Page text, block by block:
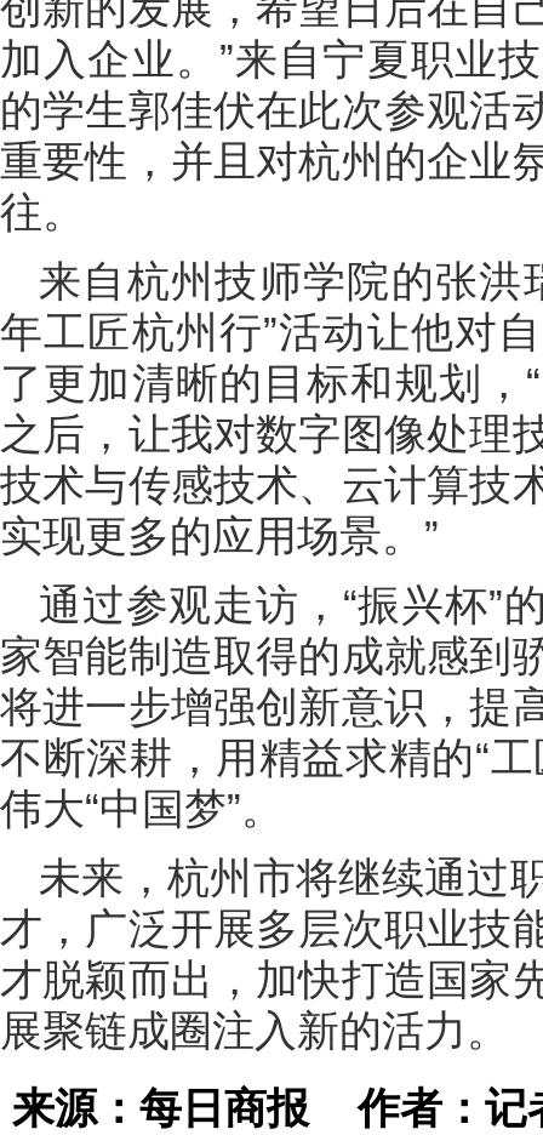
加入企业。”来自宁夏职业
的学生郭佳伏在此次参观活
重要性，并且对杭州的企业
往。
来自杭州技师学院的张洪
年工匠杭州行”活动让他对
了更加清晰的目标和规划
之后，让我对数字图像处理
技术与传感技术、云计算技
实现更多的应用场景。”
通过参观走访，“振兴杯”
家智能制造取得的成就感到
将进一步增强创新意识，提
不断深耕，用精益求精的“
伟大“中国梦”。
未来，杭州市将继续通过
才，广泛开展多层次职业技
才脱颖而出，加快打造国家
展聚链成圈注入新的活力。
来源：每日商报作者：